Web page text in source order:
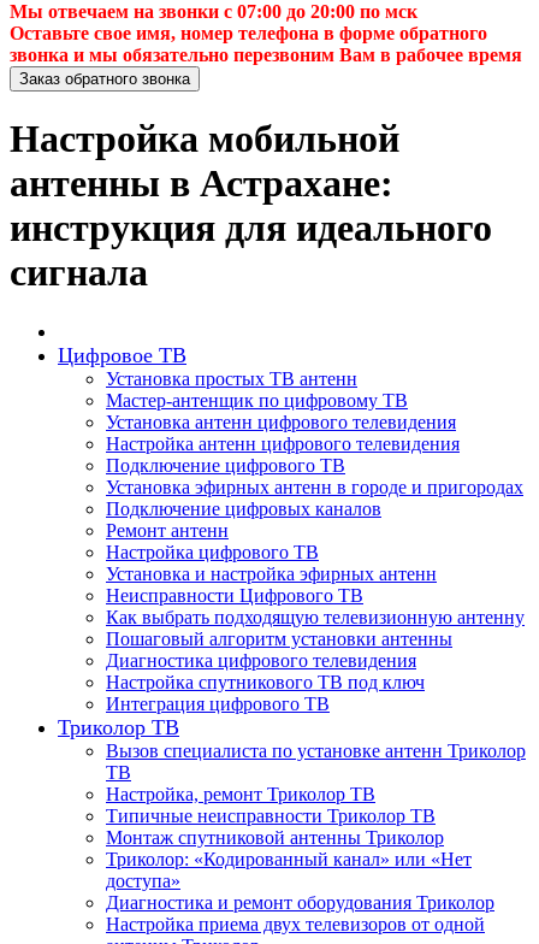
Мы отвечаем на звонки с 07:00 до 20:00 по мск
Оставьте свое имя, номер телефона в форме обратного
звонка и мы обязательно перезвоним Вам в рабочее время
Заказ обратного звонка
Настройка мобильной
антенны в Астрахане:
инструкция для идеального
сигнала
Цифровое ТВ
Установка простых ТВ антенн
Мастер-антенщик по цифровому ТВ
Установка антенн цифрового телевидения
Настройка антенн цифрового телевидения
Подключение цифрового ТВ
Установка эфирных антенн в городе и пригородах
Подключение цифровых каналов
Ремонт антенн
Настройка цифрового ТВ
Установка и настройка эфирных антенн
Неисправности Цифрового ТВ
Как выбрать подходящую телевизионную антенну
Пошаговый алгоритм установки антенны
Диагностика цифрового телевидения
Настройка спутникового ТВ под ключ
Интеграция цифрового ТВ
Триколор ТВ
Вызов специалиста по установке антенн Триколор
ТВ
Настройка, ремонт Триколор ТВ
Типичные неисправности Триколор ТВ
Монтаж спутниковой антенны Триколор
Триколор: «Кодированный канал» или «Нет
доступа»
Диагностика и ремонт оборудования Триколор
Настройка приема двух телевизоров от одной